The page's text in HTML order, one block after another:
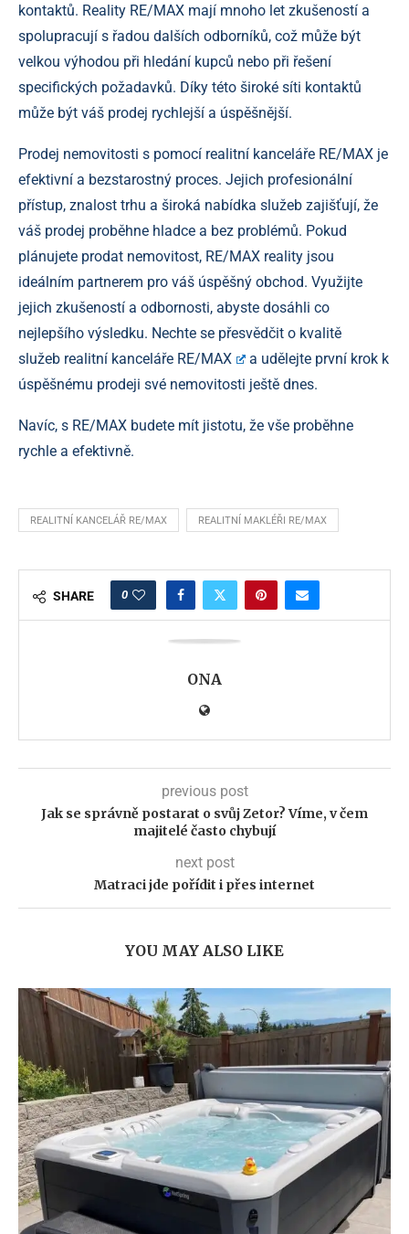
kontaktů. Reality RE/MAX mají mnoho let zkušeností a
spolupracují s řadou dalších odborníků, což může být
velkou výhodou při hledání kupců nebo při řešení
specifických požadavků. Díky této široké síti kontaktů
může být váš prodej rychlejší a úspěšnější.
Prodej nemovitosti s pomocí realitní kanceláře RE/MAX je
efektivní a bezstarostný proces. Jejich profesionální
přístup, znalost trhu a široká nabídka služeb zajišťují, že
váš prodej proběhne hladce a bez problémů. Pokud
plánujete prodat nemovitost, RE/MAX reality jsou
ideálním partnerem pro váš úspěšný obchod. Využijte
jejich zkušeností a odbornosti, abyste dosáhli co
nejlepšího výsledku. Nechte se přesvědčit o kvalitě
služeb realitní kanceláře RE/MAX
a udělejte první krok k
úspěšnému prodeji své nemovitosti ještě dnes.
Navíc, s RE/MAX budete mít jistotu, že vše proběhne
rychle a efektivně.
REALITNÍ KANCELÁŘ RE/MAX REALITNÍ MAKLÉŘI RE/MAX
SHARE 0
ONA
previous post
Jak se správně postarat o svůj Zetor? Víme, v čem
majitelé často chybují
next post
Matraci jde pořídit i přes internet
YOU MAY ALSO LIKE